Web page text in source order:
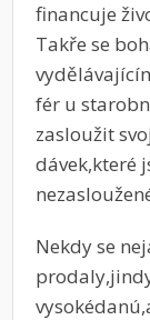
financuje
Takře se
fér u
zasloužit
dávek,které
Nekdy se